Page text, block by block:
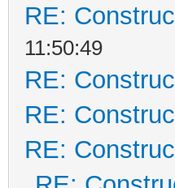
RE:
11:50:49
RE:
RE:
RE: